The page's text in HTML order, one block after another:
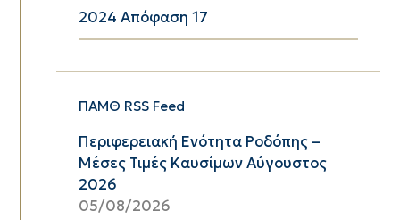
2024 Απόφαση 17
ΠΑΜΘ RSS Feed
Περιφερειακή Ενότητα Ροδόπης –
Μέσες Τιμές Καυσίμων Αύγουστος
2026
05/08/2026